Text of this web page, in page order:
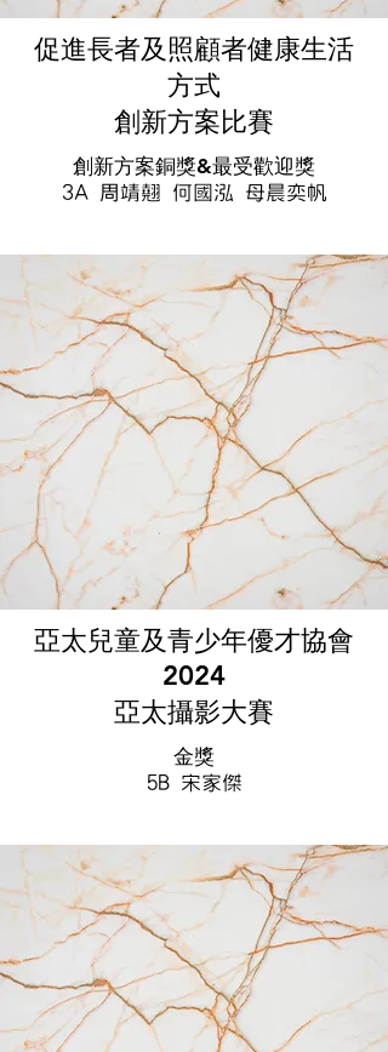
促進長者及照顧者健康生活
方式
創新方案比賽
創新方案銅獎&最受歡迎獎
3A 周靖翹 何國泓 母晨奕帆
亞太兒童及青少年優才協會
2024
亞太攝影大賽
金獎
5B 宋家傑